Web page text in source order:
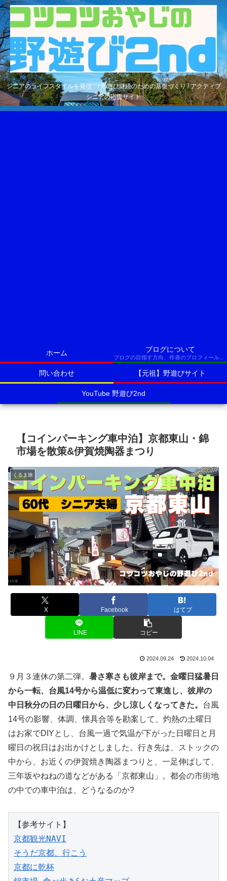
シニアのライフスタイルを発信 / 野遊び継続のための基盤づくり / アクティブ
シニアの応援サイト
ホーム ブログについて
ブログの目指す方向、作者のプロフィールなど
問い合わせ 【元祖】野遊びサイト
YouTube 野遊び2nd
【コインパーキング車中泊】京都東山・錦
市場を散策&伊賀焼陶器まつり
くるま旅
X Facebook はてブ
LINE コピー
2024.09.24 2024.10.04
９月３連休の第二弾。 暑さ寒さも彼岸まで。金曜日猛暑日
から一転、台風14号から温低に変わって東進し、彼岸の
中日秋分の日の日曜日から、少し涼しくなってきた。 台風
14号の影響、体調、懐具合等を勘案して、灼熱の土曜日
はお家でDIYとし、台風一過で気温が下がった日曜日と月
曜日の祝日はお出かけとしました。行き先は、ストックの
中から、お近くの伊賀焼き陶器まつりと、一足伸ばして、
三年坂やねねの道などがある「京都東山」。都会の市街地
の中での車中泊は、どうなるのか?
【参考サイト】
京都観光NAVI
そうだ京都、行こう
京都に乾杯